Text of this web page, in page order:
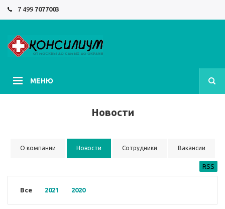
7 499 7077003
МЕНЮ
Новости
О компании Новости Сотрудники Вакансии
RSS
Все 2021 2020